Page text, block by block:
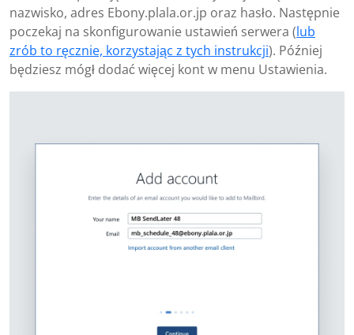
nazwisko, adres Ebony.plala.or.jp oraz hasło. Następnie
poczekaj na skonfigurowanie ustawień serwera (lub
zrób to ręcznie, korzystając z tych instrukcji). Później
będziesz mógł dodać więcej kont w menu Ustawienia.